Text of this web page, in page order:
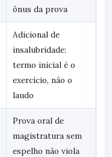
ônus da prova
Adicional de
insalubridade:
termo inicial é o
exercício, não o
laudo
Prova oral de
magistratura sem
espelho não viola